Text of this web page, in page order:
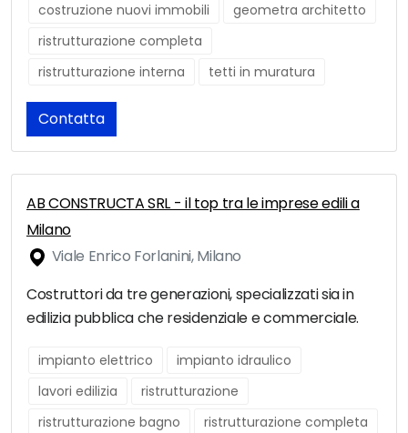
costruzione nuovi immobili
geometra architetto
ristrutturazione completa
ristrutturazione interna
tetti in muratura
Contatta
AB CONSTRUCTA SRL - il top tra le imprese edili a
Milano
Viale Enrico Forlanini, Milano
Costruttori da tre generazioni, specializzati sia in
edilizia pubblica che residenziale e commerciale.
impianto elettrico
impianto idraulico
lavori edilizia
ristrutturazione
ristrutturazione bagno
ristrutturazione completa